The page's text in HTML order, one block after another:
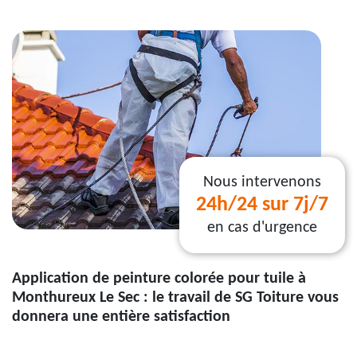
Nous intervenons
24h/24 sur 7j/7
en cas d'urgence
Application de peinture colorée pour tuile à
Monthureux Le Sec : le travail de SG Toiture vous
donnera une entière satisfaction